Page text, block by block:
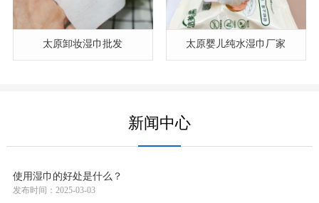
太原卸妆湿巾批发 太原婴儿纯水湿巾厂家
新闻中心
使用湿巾的好处是什么？
发布时间：2025-03-03